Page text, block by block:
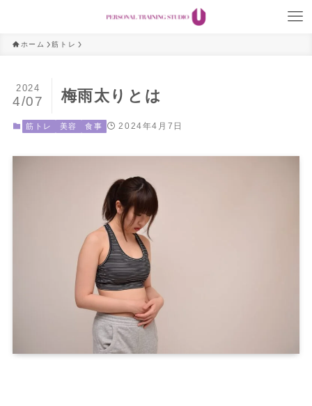
ホーム 筋トレ
梅雨太りとは
2024
4/07
筋トレ 美容 食事 2024年4月7日